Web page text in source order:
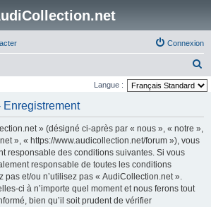
Connexion
e
Langue :
» (désigné ci-après par « nous », « notre »,
», « https://www.audicollection.net/forum »), vous
responsable des conditions suivantes. Si vous
responsable de toutes les conditions
pas et/ou n’utilisez pas « AudiCollection.net ».
ci à n’importe quel moment et nous ferons tout
bien qu’il soit prudent de vérifier